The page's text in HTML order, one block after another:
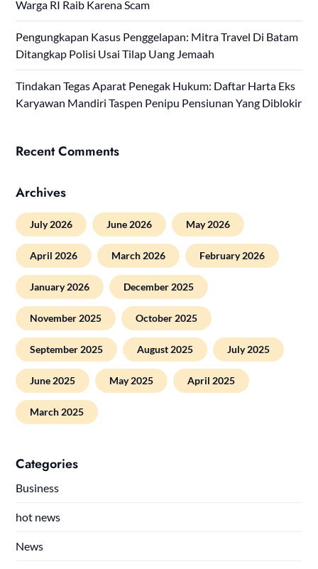
Warga RI Raib Karena Scam
Pengungkapan Kasus Penggelapan: Mitra Travel Di Batam
Ditangkap Polisi Usai Tilap Uang Jemaah
Tindakan Tegas Aparat Penegak Hukum: Daftar Harta Eks
Karyawan Mandiri Taspen Penipu Pensiunan Yang Diblokir
Recent Comments
Archives
July 2026 June 2026 May 2026
April 2026 March 2026 February 2026
January 2026 December 2025
November 2025 October 2025
September 2025 August 2025 July 2025
June 2025 May 2025 April 2025
March 2025
Categories
Business
hot news
News